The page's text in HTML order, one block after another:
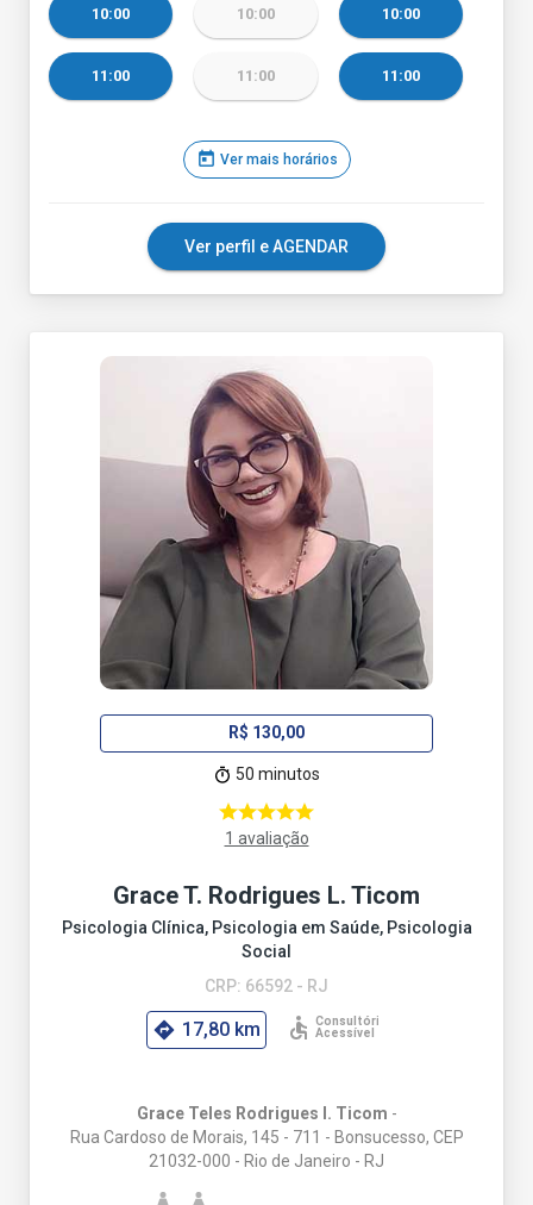
10:00
11:00
10:00
11:00
10:00
11:00
today Ver mais horários
Ver perfil e AGENDAR
R$ 130,00
50 minutos
1 avaliação
Grace T. Rodrigues L. Ticom
Psicologia Clínica, Psicologia em Saúde, Psicologia
Social
CRP: 66592 - RJ
17,80 km
Grace Teles Rodrigues l. Ticom -
Rua Cardoso de Morais, 145 - 711 - Bonsucesso, CEP
21032-000 - Rio de Janeiro - RJ